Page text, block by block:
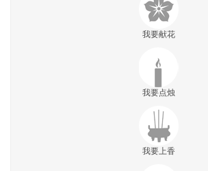
我要献花
我要点烛
我要上香